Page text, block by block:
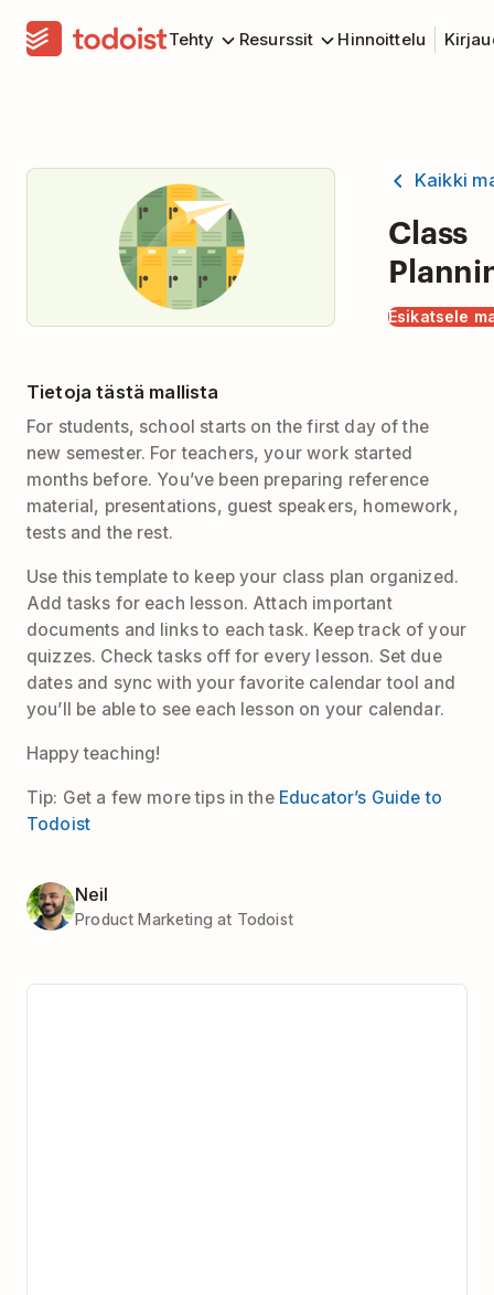
Tehty Resurssit Hinnoittelu
Kaikki
Class
Esikatsele
Tietoja tästä mallista
For students, school starts on the first day of the
new semester. For teachers, your work started
months before. You’ve been preparing reference
material, presentations, guest speakers, homework,
tests and the rest.
Use this template to keep your class plan organized.
Add tasks for each lesson. Attach important
documents and links to each task. Keep track of your
quizzes. Check tasks off for every lesson. Set due
dates and sync with your favorite calendar tool and
you’ll be able to see each lesson on your calendar.
Happy teaching!
Tip: Get a few more tips in the Educator’s Guide to
Todoist
Neil
Product Marketing at Todoist